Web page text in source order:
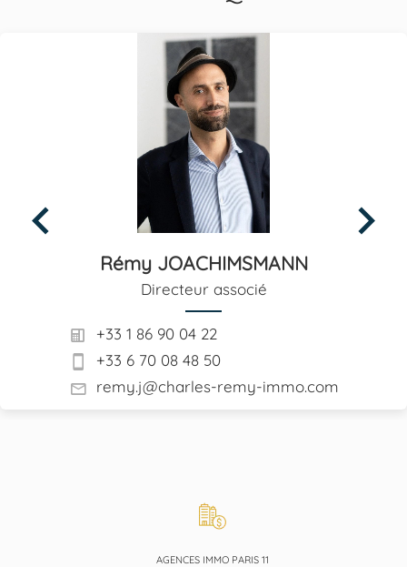
Rémy JOACHIMSMANN
Directeur associé
+33 1 86 90 04 22
+33 6 70 08 48 50
remy.j@charles-remy-immo.com
AGENCES IMMO PARIS 11